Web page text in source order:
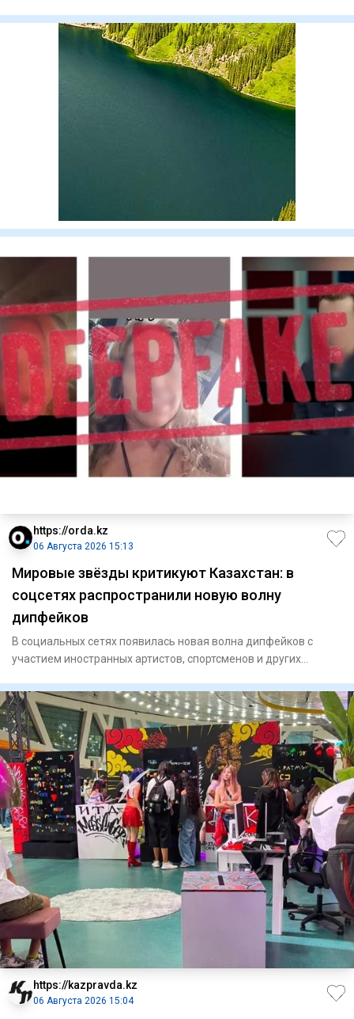
https://orda.kz
06 Августа 2026 15:13
Мировые звёзды критикуют Казахстан: в
соцсетях распространили новую волну
дипфейков
В социальных сетях появилась новая волна дипфейков с
участием иностранных артистов, спортсменов и других
https://kazpravda.kz
06 Августа 2026 15:04